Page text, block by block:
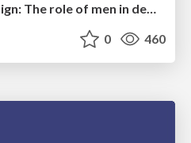
Effective software design: The role of men in debugging patriarchy in IT @ Voxxed Days AMS
0 460